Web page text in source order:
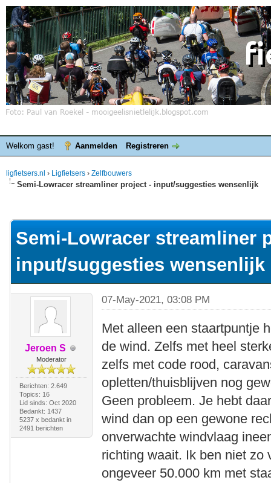
Welkom gast! Aanmelden Registreren
ligfietsers.nl › Ligfietsers › Zelfbouwers
Semi-Lowracer streamliner project - input/suggesties wensenlijk
Semi-Lowracer streamliner
input/suggesties wensenlijk
Jeroen S
Moderator
Berichten: 2.649
Topics: 16
Lid sinds: Oct 2020
Bedankt: 1437
5237 x bedankt in
2491 berichten
07-May-2021, 03:08 PM
Met alleen een staartpuntje
de wind. Zelfs met heel
zelfs met code rood,
opletten/thuisblijven nog
Geen probleem. Je hebt
wind dan op een gewone
onverwachte windvlaag
richting waait. Ik ben niet zo
ongeveer 50.000 km met